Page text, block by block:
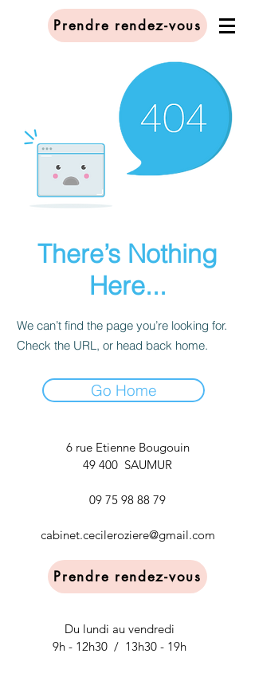
Prendre rendez-vous
There’s Nothing
Here...
We can’t find the page you’re looking for.
Check the URL, or head back home.
Go Home
6 rue Etienne Bougouin
49 400 SAUMUR
09 75 98 88 79
cabinet.cecileroziere@gmail.com
Prendre rendez-vous
Du lundi au vendredi
9h - 12h30 / 13h30 - 19h